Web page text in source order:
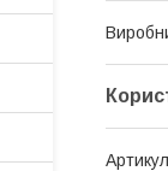
Артикул